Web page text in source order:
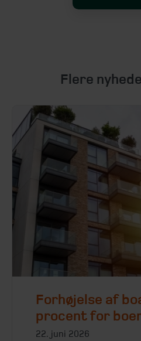
Flere
Forhøjelse af
procent for
22. juni 2026